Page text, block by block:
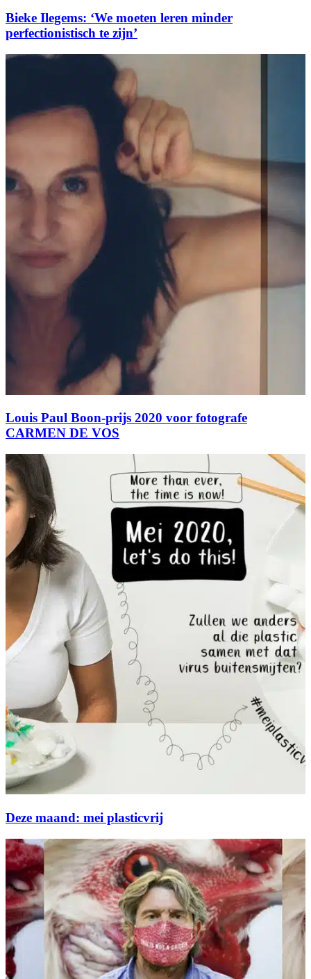
Bieke Ilegems: ‘We moeten leren minder
perfectionistisch te zijn’
Louis Paul Boon-prijs 2020 voor fotografe
CARMEN DE VOS
Deze maand: mei plasticvrij